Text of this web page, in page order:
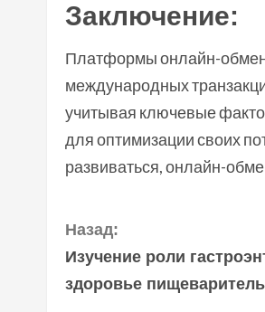
Заключение:
Платформы онлайн-
международных
учитывая ключевые
для оптимизации своих
развиваться, онлайн-
П
р
Назад:
Изучение роли
здоровье